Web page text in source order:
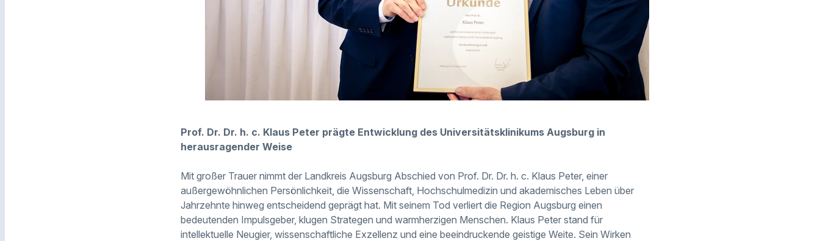
Prof. Dr. Dr. h. c. Klaus Peter prägte Entwicklung des Universitätsklinikums Augsburg in
herausragender Weise
Mit großer Trauer nimmt der Landkreis Augsburg Abschied von Prof. Dr. Dr. h. c. Klaus Peter, einer
außergewöhnlichen Persönlichkeit, die Wissenschaft, Hochschulmedizin und akademisches Leben über
Jahrzehnte hinweg entscheidend geprägt hat. Mit seinem Tod verliert die Region Augsburg einen
bedeutenden Impulsgeber, klugen Strategen und warmherzigen Menschen. Klaus Peter stand für
intellektuelle Neugier, wissenschaftliche Exzellenz und eine beeindruckende geistige Weite. Sein Wirken